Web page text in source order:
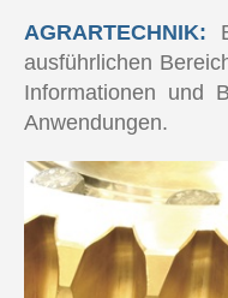
AGRARTECHNIK:
ausführlichen
Informationen und
Anwendungen.